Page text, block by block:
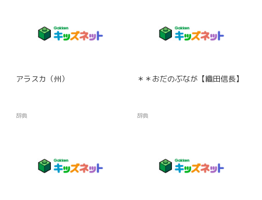
アラスカ（州）
辞典
＊＊おだのぶなが【織田信長】
辞典